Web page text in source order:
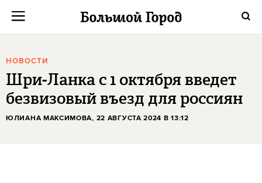
НОВОСТИ
Шри-Ланка с 1 октября введет
безвизовый въезд для россиян
ЮЛИАНА МАКСИМОВА, 22 АВГУСТА 2024 В 13:12